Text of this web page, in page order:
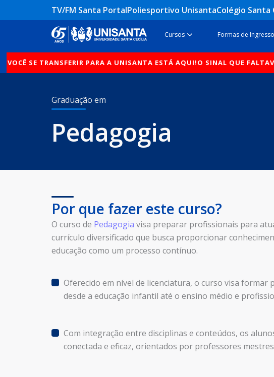
para
TV/FM Santa PortalPoliesportivo UnisantaColégio Santa
Cursos Open CursosFormas de Ingresso
TRANSFERIR PARA A UNISANTA ESTÁ AQUI!O SINAL QUE FALTAVA
Graduação em
Pedagogia
Por que fazer este curso?
O curso de Pedagogia visa preparar profissionais para
currículo diversificado que busca proporcionar
educação como um processo contínuo.
Oferecido em nível de licenciatura, o curso visa
desde a educação infantil até o ensino médio e
Com integração entre disciplinas e conteúdos, os
conectada e eficaz, orientados por professores